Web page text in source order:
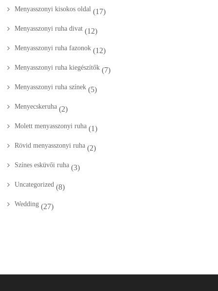
Menyasszonyi kisokos oldal (17)
Menyasszonyi ruha divat (12)
Menyasszonyi ruha fazonok (12)
Menyasszonyi ruha kiegészítők (7)
Menyasszonyi ruha színek (5)
Menyecskeruha (2)
Molett menyasszonyi ruha (1)
Rövid menyasszonyi ruha (2)
Színes esküvői ruha (3)
Uncategorized (8)
Wedding (27)